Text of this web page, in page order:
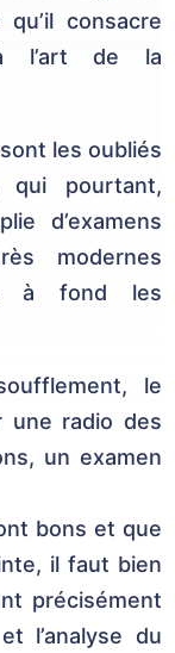
consacre
l’art de la
les oubliés
qui pourtant,
d’examens
modernes
à fond les
le
une radio des
un examen
bons et que
il faut bien
précisément
l’analyse du